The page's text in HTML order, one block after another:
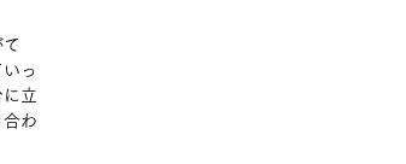
っ
立
わ